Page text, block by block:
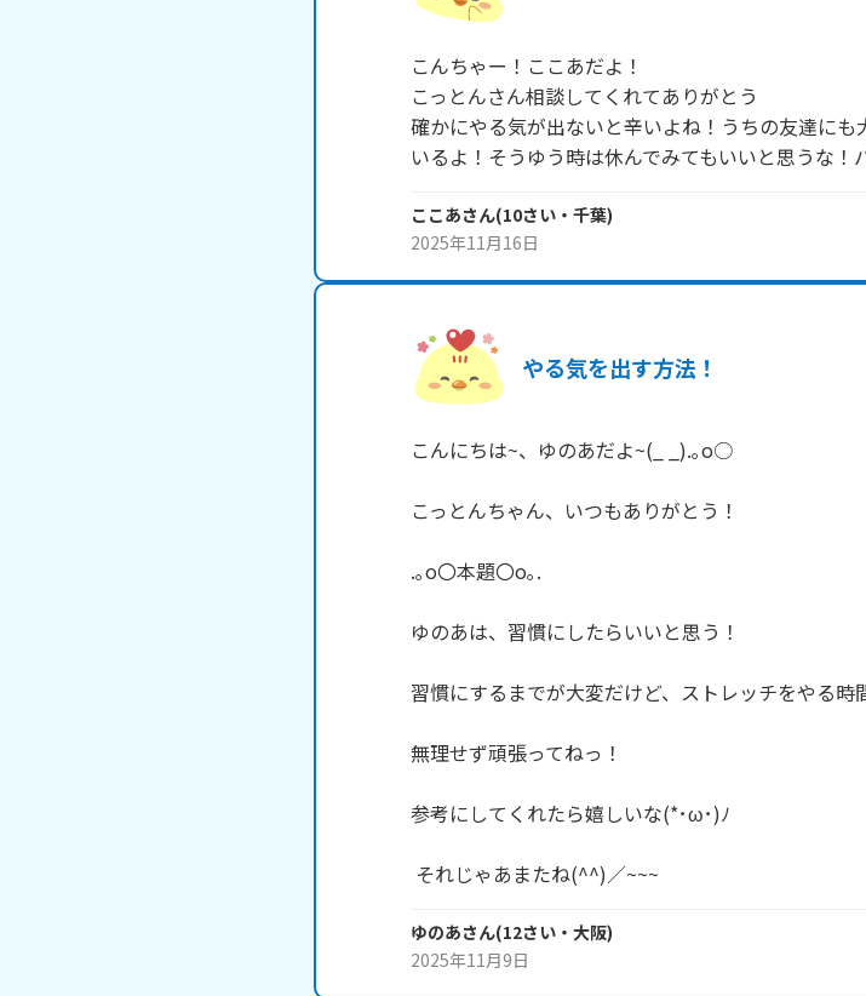
こんちゃー！ここあだよ！
こっとんさん相談してくれてありがとう
確かにやる気が出ないと辛いよね！うちの友達に
いるよ！そうゆう時は休んでみてもいいと思うな！
ここあさん(10さい・ 千葉)
2025年11月16日
やる気を出す方法！
こんにちは~、ゆのあだよ~(_ _).｡o○
こっとんちゃん、いつもありがとう！
.｡o〇本題〇o｡.
ゆのあは、習慣にしたらいいと思う！
習慣にするまでが大変だけど、ストレッチをやる時
無理せず頑張ってねっ！
参考にしてくれたら嬉しいな(*･ω･)ﾉ
それじゃあまたね(^^)／~~~
ゆのあさん(12さい・ 大阪)
2025年11月9日